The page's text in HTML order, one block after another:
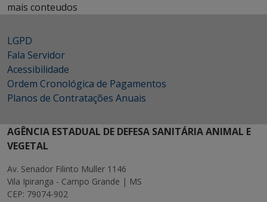
mais conteudos
LGPD
Fala Servidor
Acessibilidade
Ordem Cronológica de Pagamentos
Planos de Contratações Anuais
AGÊNCIA ESTADUAL DE DEFESA SANITÁRIA ANIMAL E
VEGETAL
Av. Senador Filinto Muller 1146
Vila Ipiranga - Campo Grande | MS
CEP: 79074-902